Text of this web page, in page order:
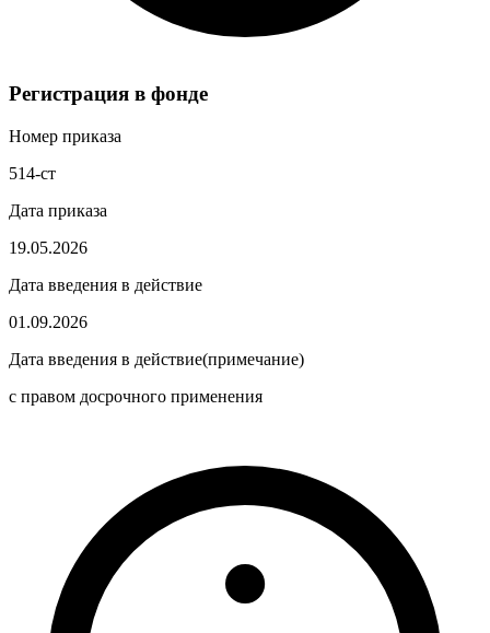
Регистрация в фонде
Номер приказа
514-ст
Дата приказа
19.05.2026
Дата введения в действие
01.09.2026
Дата введения в действие(примечание)
с правом досрочного применения